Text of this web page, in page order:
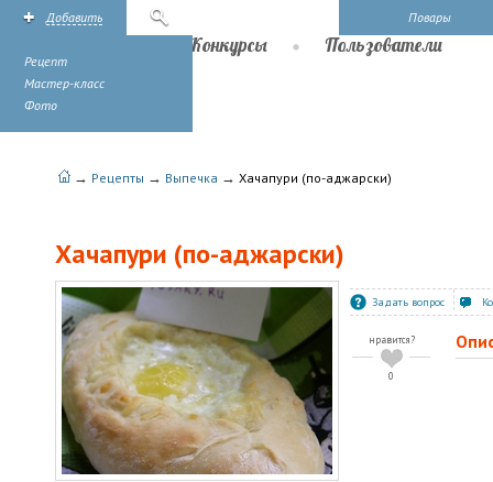
Повары
Добавить
Рецепт
Мастер-класс
Фото
Конкурсы Пользователи
→ Рецепты → Выпечка → Хачапури (по-аджарски)
Хачапури (по-аджарски)
Задать вопрос
нравится?
0